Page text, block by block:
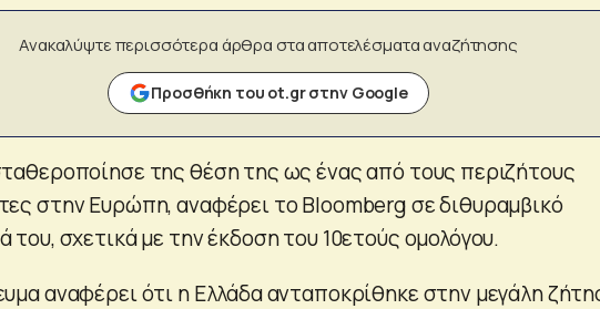
Ανακαλύψτε περισσότερα άρθρα στα αποτελέσματα αναζήτησης
Προσθήκη του ot.gr στην Google
της θέση της ως ένας από τους περιζήτους
στην Ευρώπη, αναφέρει το Bloomberg σε διθυραμβικό
του, σχετικά με την έκδοση του 10ετούς ομολόγου.
αναφέρει ότι η Ελλάδα ανταποκρίθηκε στην μεγάλη